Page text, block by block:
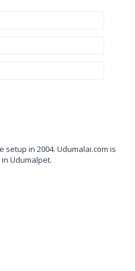
setup in 2004. Udumalai.com is
Udumalpet.